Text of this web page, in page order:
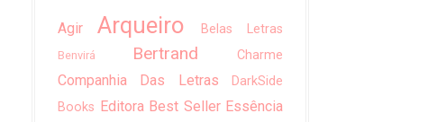
Agir Arqueiro Belas Letras
Benvirá Bertrand Charme
Companhia Das Letras
DarkSide
Books Editora Best Seller Essência